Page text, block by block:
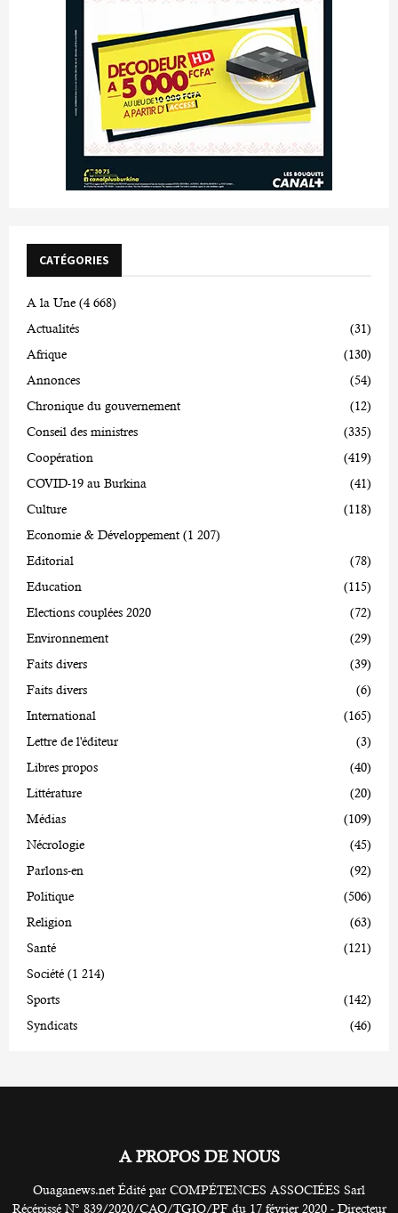
CATÉGORIES
A la Une (4 668)
Actualités
(31)
Afrique
(130)
Annonces
(54)
Chronique du gouvernement
(12)
Conseil des ministres
(335)
Coopération
(419)
COVID-19 au Burkina
(41)
Culture
(118)
Economie & Développement (1 207)
Editorial
(78)
Education
(115)
Elections couplées 2020
(72)
Environnement
(29)
Faits divers
(39)
Faits divers
(6)
International
(165)
Lettre de l'éditeur
(3)
Libres propos
(40)
Littérature
(20)
Médias
(109)
Nécrologie
(45)
Parlons-en
(92)
Politique
(506)
Religion
(63)
Santé
(121)
Société (1 214)
Sports
(142)
Syndicats
(46)
A PROPOS DE NOUS
Ouaganews.net Édité par COMPÉTENCES ASSOCIÉES Sarl
Récépissé N° 839/2020/CAO/TGIO/PF du 17 février 2020 - Directeur